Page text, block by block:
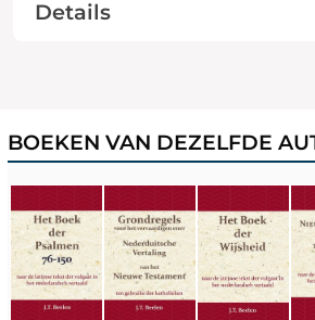
Details
BOEKEN VAN DEZELFDE